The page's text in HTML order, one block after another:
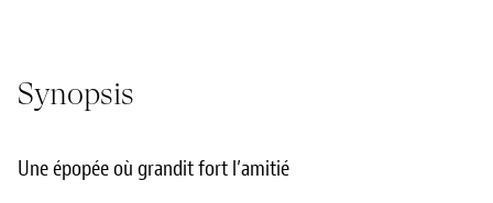
Synopsis
Une épopée où grandit fort l’amitié